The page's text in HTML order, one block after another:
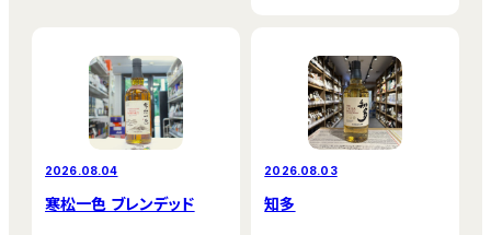
2026.08.04
寒松一色 ブレンデッド
2026.08.03
知多